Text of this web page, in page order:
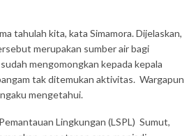
tahulah kita, kata Simamora. Dijelaskan,
merupakan sumber air bagi
mengomongkan kepada kepala
tak ditemukan aktivitas. Wargapun
mengetahui.
Lingkungan (LSPL) Sumut,